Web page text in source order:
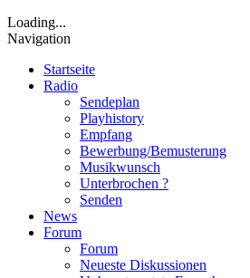
Loading...
Navigation
Startseite
Radio
Sendeplan
Playhistory
Empfang
Bewerbung/Bemusterung
Musikwunsch
Unterbrochen ?
Senden
News
Forum
Forum
Neueste Diskussionen